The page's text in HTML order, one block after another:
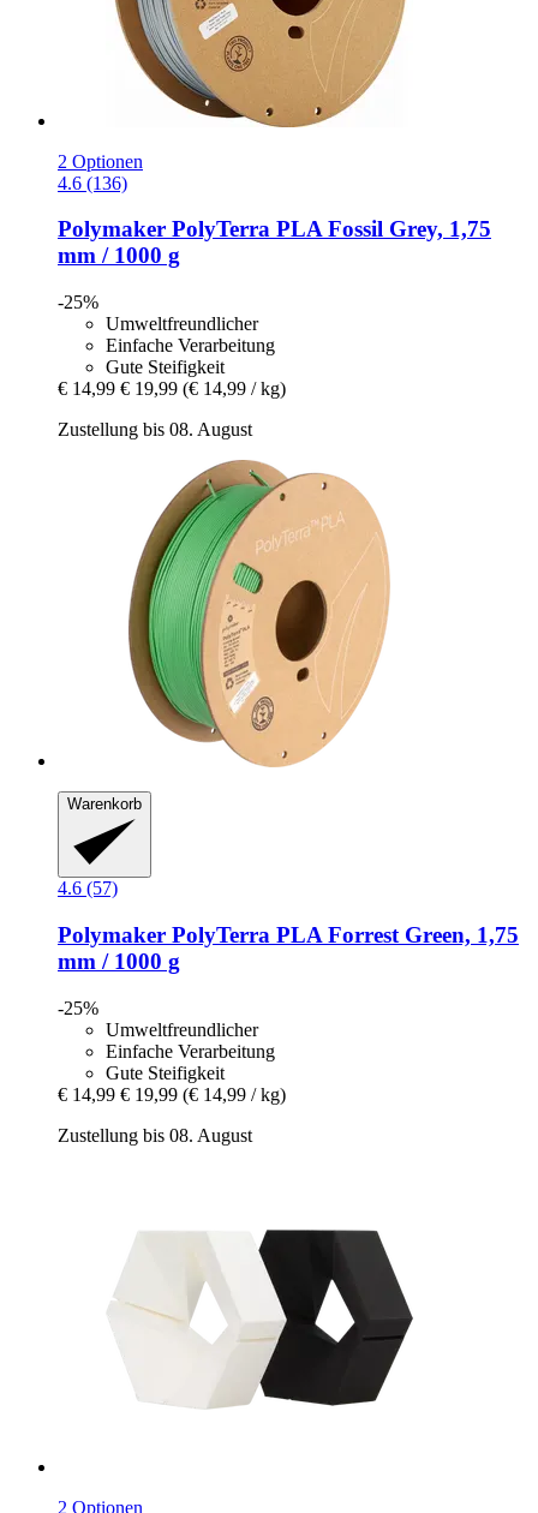
2 Optionen
4.6 (136)
Polymaker PolyTerra PLA Fossil Grey, 1,75
mm / 1000 g
-25%
Umweltfreundlicher
Einfache Verarbeitung
Gute Steifigkeit
€ 14,99 € 19,99 (€ 14,99 / kg)
Zustellung bis 08. August
Warenkorb
4.6 (57)
Polymaker PolyTerra PLA Forrest Green, 1,75
mm / 1000 g
-25%
Umweltfreundlicher
Einfache Verarbeitung
Gute Steifigkeit
€ 14,99 € 19,99 (€ 14,99 / kg)
Zustellung bis 08. August
2 Optionen